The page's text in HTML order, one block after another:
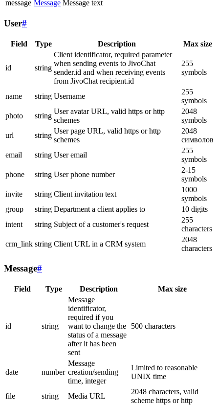
message Message Message text
User#
Field Type Description Max size
id string
Client identificator, required parameter
when sending events to JivoChat
sender.id and when receiving events
from JivoChat recipient.id
255
symbols
name string Username
255
symbols
photo
string
User avatar URL, valid https or http
schemes
2048
symbols
url
string
User page URL, valid https or http
schemes
2048
символов
email
string User email
255
symbols
phone
string User phone number
2-15
symbols
invite
string Client invitation text
1000
symbols
group
string Department a client applies to
10 digits
intent
string Subject of a customer's request
255
characters
crm_link string Client URL in a CRM system
2048
characters
Message#
Field Type Description Max size
id string
Message
identificator,
required if you
want to change the
status of a message
after it has been
sent
500 characters
date number
Message
creation/sending
time, integer
Limited to reasonable
UNIX time
file string Media URL
2048 characters, valid
scheme https or http